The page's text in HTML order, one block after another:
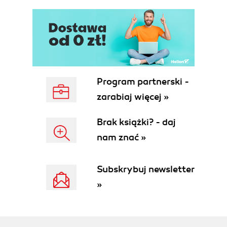
Duplikacja wysyłanych formularzy (46)
Udostępnianie poufnych zasobów w sposób
bezpośredni (47)
Założenie, że <jsp:setProperty> zresetuje
właściwości komponentu JavaBean (47)
Użycie skryptletów w widoku (48)
Rozdział 3. Projektowanie warstwy biznesowej i złe
Zagadnienia projektowe warstwy biznesowej (53)
Korzystanie z komponentów sesyjnych (53)
Buforowanie referencji i uchwytów do
zdalnych komponentów enterprise bean (58)
Program partnerski -
zarabiaj więcej »
Brak książki? - daj
nam znać »
Subskrybuj newsletter
»